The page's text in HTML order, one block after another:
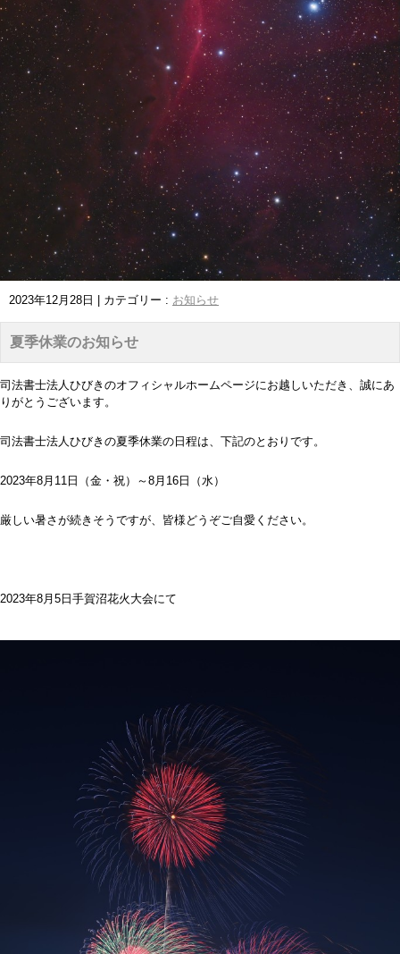
2023年12月28日 カテゴリー : お知らせ
夏季休業のお知らせ
司法書士法人ひびきのオフィシャルホームページにお越しいただき、誠にあ
りがとうございます。
司法書士法人ひびきの夏季休業の日程は、下記のとおりです。
2023年8月11日（金・祝）～8月16日（水）
厳しい暑さが続きそうですが、皆様どうぞご自愛ください。
2023年8月5日手賀沼花火大会にて